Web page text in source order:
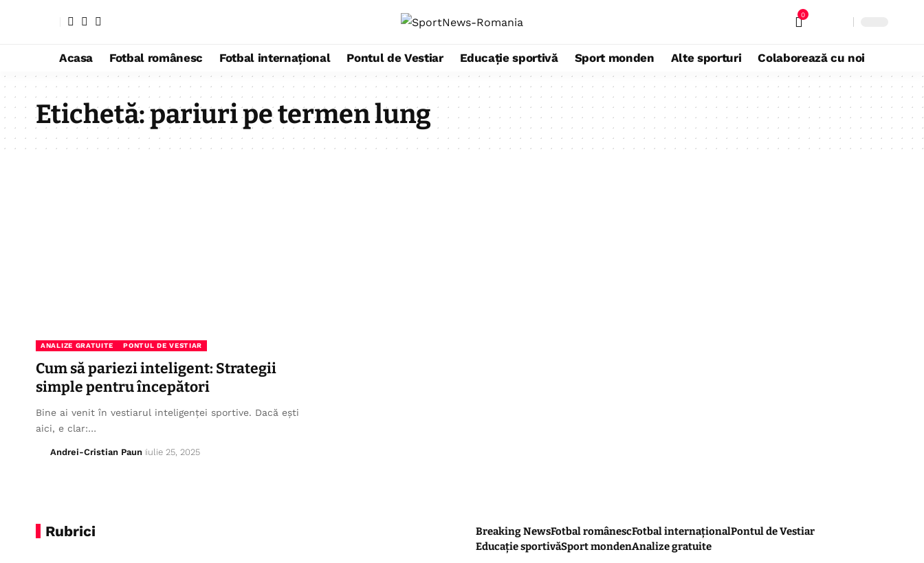
0
Acasa Fotbal românesc Fotbal internațional Pontul de Vestiar Educație sportivă Sport monden Alte sporturi Colaborează cu noi
Etichetă:pariuri pe termen lung
ANALIZE GRATUITE PONTUL DE VESTIAR
Cum să pariezi inteligent: Strategii
simple pentru începători
Bine ai venit în vestiarul inteligenței sportive. Dacă ești
aici, e clar:…
Andrei-Cristian Paun iulie 25, 2025
Rubrici Breaking NewsFotbal românescFotbal internaționalPontul de Vestiar
Educație sportivăSport mondenAnalize gratuite